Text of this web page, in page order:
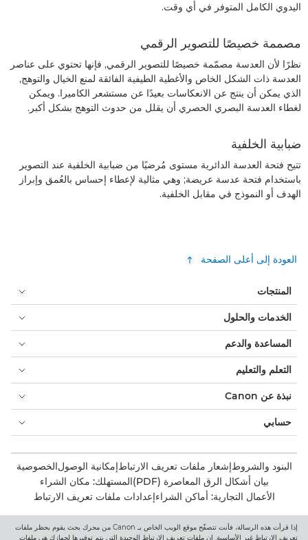
اليدوي الكامل المتوفر في أي وقت.
مصممة خصيصًا للتصوير الرقمي
نظرًا لأن العدسة مصمّمة خصيصًا للتصوير الرقمي, فإنها تحتوي على عناصر
العدسة ذات الشكل الخاص والأغطية الطيفية الفائقة لمنع الخيال والتوهج,
الذي يمكن أن ينتج عن الانعكاسات بعيدًا عن مستشعر الكاميرا. ويمكن
لغطاء العدسة البصري الحصري أن يقلل من حدوث التوهج بشكل أكبر.
ضبابية الخلفية
تتيح فتحة العدسة الدائرية مستوى مُرضيًا من ضبابية الخلفية عند التصوير
باستخدام فتحة عدسة عريضة; وهي مثالية لإعطاء إحساس بالعُمق وإبراز
الهدف أو النموذج في مقابل الخلفية.
إذا قرأت هذه الرسالة، فأنت تتصفّح موقع الويب الخاص بـ Canon من محرك بحث يقوم بحظر ملفات
تعريف الارتباط غير الأساسية. إن ملفات تعريف الارتباط الوحيدة التي يتم توفيرها لجهازك هي ملفات
العودة إلى أعلى الصفحة
المنتجات
الخدمات والحلول
المساعدة والدعم
التعلم والتعليم
نبذة عن Canon
حسابي
البنود والشروطإشعار ملفات تعريف الارتباطإمكانية الوصولالخصوصية
بيان أشكال الرق المعاصرة (PDF)
المستهلك: مكان الشراء
الأعمال التجارية: أماكن الشراءإعدادات ملفات تعريف الارتباط
Canon Central and North Africa